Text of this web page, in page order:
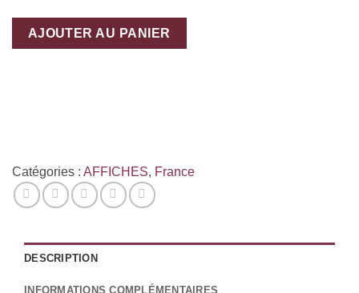
AJOUTER AU PANIER
Catégories : AFFICHES, France
DESCRIPTION
INFORMATIONS COMPLÉMENTAIRES